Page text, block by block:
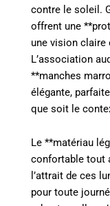
contre le soleil.
offrent une
une vision
L’association
**manches
élégante,
que soit le
Le **matériau
confortable tout
l’attrait de ces
pour toute